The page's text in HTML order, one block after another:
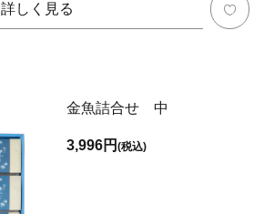
詳しく見る
金魚詰合せ 中
3,996円(税込)